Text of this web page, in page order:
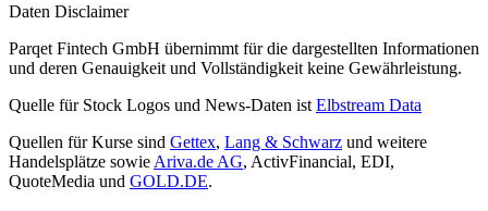
Daten Disclaimer
Parqet Fintech GmbH übernimmt für die dargestellten Informationen
und deren Genauigkeit und Vollständigkeit keine Gewährleistung.
Quelle für Stock Logos und News-Daten ist Elbstream Data
Quellen für Kurse sind Gettex, Lang & Schwarz und weitere
Handelsplätze sowie Ariva.de AG, ActivFinancial, EDI,
QuoteMedia und GOLD.DE.